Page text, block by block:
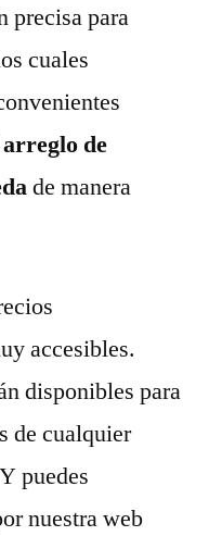
precisa para
cuales
arreglo de
de manera
accesibles.
disponibles para
de cualquier
puedes
nuestra web